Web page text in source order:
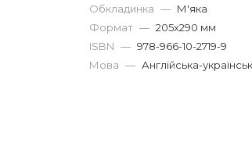
Обкладинка — М'яка
Формат — 205x290 мм
ISBN — 978-966-10-2719-9
Мова — Англійська-